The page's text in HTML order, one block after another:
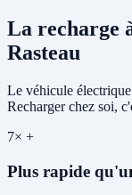
La recharge
Rasteau
Le véhicule
Recharger chez soi,
7× +
Plus rapide